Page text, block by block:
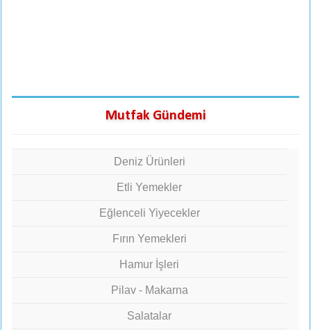
Mutfak Gündemi
Deniz Ürünleri
Etli Yemekler
Eğlenceli Yiyecekler
Fırın Yemekleri
Hamur İşleri
Pilav - Makarna
Salatalar